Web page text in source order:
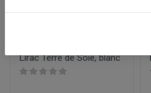
Wijnbouw
Lirac Terre de Soie, blanc